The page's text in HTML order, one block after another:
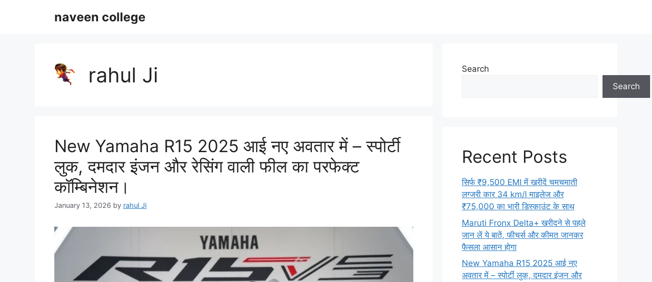
naveen college
rahul Ji
New Yamaha R15 2025 आई नए अवतार में – स्पोर्टी
लुक, दमदार इंजन और रेसिंग वाली फील का परफेक्ट
कॉम्बिनेशन।
January 13, 2026 by rahul Ji
Search
Search
Recent Posts
सिर्फ ₹9,500 EMI में खरीदें चमचमाती
लग्जरी कार 34 km/l माइलेज और
₹75,000 का भारी डिस्काउंट के साथ
Maruti Fronx Delta+ खरीदने से पहले
जान लें ये बातें, फीचर्स और कीमत जानकर
फैसला आसान होगा
New Yamaha R15 2025 आई नए
अवतार में – स्पोर्टी लुक, दमदार इंजन और